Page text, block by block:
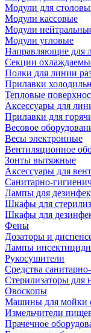
Модули для
Модули кассовые
Модули
Модули угловые
Направляющие для
Секции
Полки для линии
Прилавки
Тепловые
Аксессуары для
Прилавки для
Весовое
Весы электронные
Вентиляционное
Зонты вытяжные
Аксессуары для
Санитарно-
Лампы для
Шкафы для
Шкафы для
Фены
Дозаторы и
Лампы
Рукосушители
Средства
Стерилизаторы для
Овоскопы
Машины для мойки
Измельчители
Прачечное